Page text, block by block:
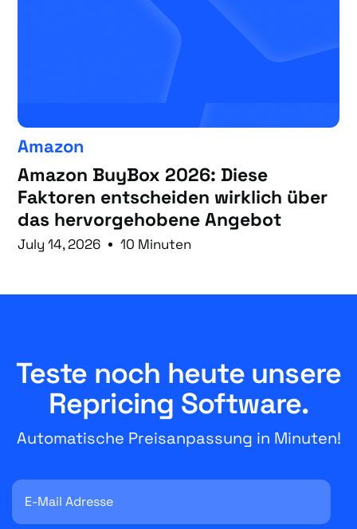
Amazon
Amazon BuyBox 2026: Diese
Faktoren entscheiden wirklich über
das hervorgehobene Angebot
July 14, 2026 10 Minuten
Teste noch heute unsere
Repricing Software.
Automatische Preisanpassung in Minuten!